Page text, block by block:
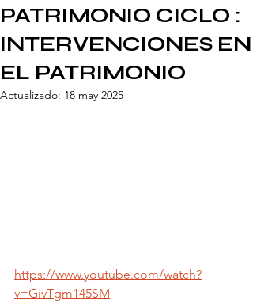
PATRIMONIO CICLO :
INTERVENCIONES EN
EL PATRIMONIO
Actualizado: 18 may 2025
https://www.youtube.com/watch?
v=GivTgm145SM